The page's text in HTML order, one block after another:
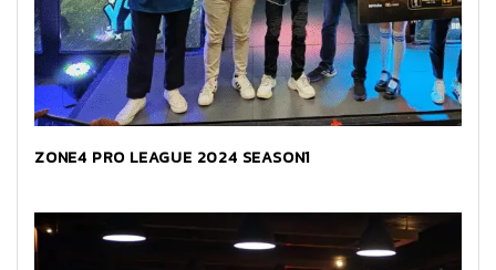
ZONE4 PRO LEAGUE 2024 SEASON1